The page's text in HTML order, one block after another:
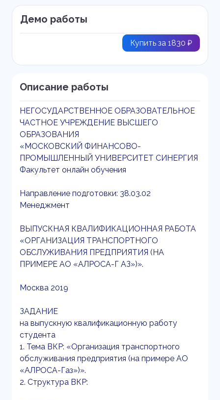
Демо работы
Купить за 1830 ₽
Описание работы
НЕГОСУДАРСТВЕННОЕ ОБРАЗОВАТЕЛЬНОЕ
ЧАСТНОЕ УЧРЕЖДЕНИЕ ВЫСШЕГО
ОБРАЗОВАНИЯ
«МОСКОВСКИЙ ФИНАНСОВО-
ПРОМЫШЛЕННЫЙ УНИВЕРСИТЕТ СИНЕРГИЯ
Факультет онлайн обучения
Направление подготовки: 38.03.02
Менеджмент
ВЫПУСКНАЯ КВАЛИФИКАЦИОННАЯ РАБОТА
«ОРГАНИЗАЦИЯ ТРАНСПОРТНОГО
ОБСЛУЖИВАНИЯ ПРЕДПРИЯТИЯ (НА
ПРИМЕРЕ АО «АЛРОСА-Г АЗ»)».
Москва 2019
ЗАДАНИЕ
на выпускную квалификационную работу
студента
1. Тема ВКР: «Организация транспортного
обслуживания предприятия (на примере АО
«АЛРОСА-Газ»)».
2. Структура ВКР: